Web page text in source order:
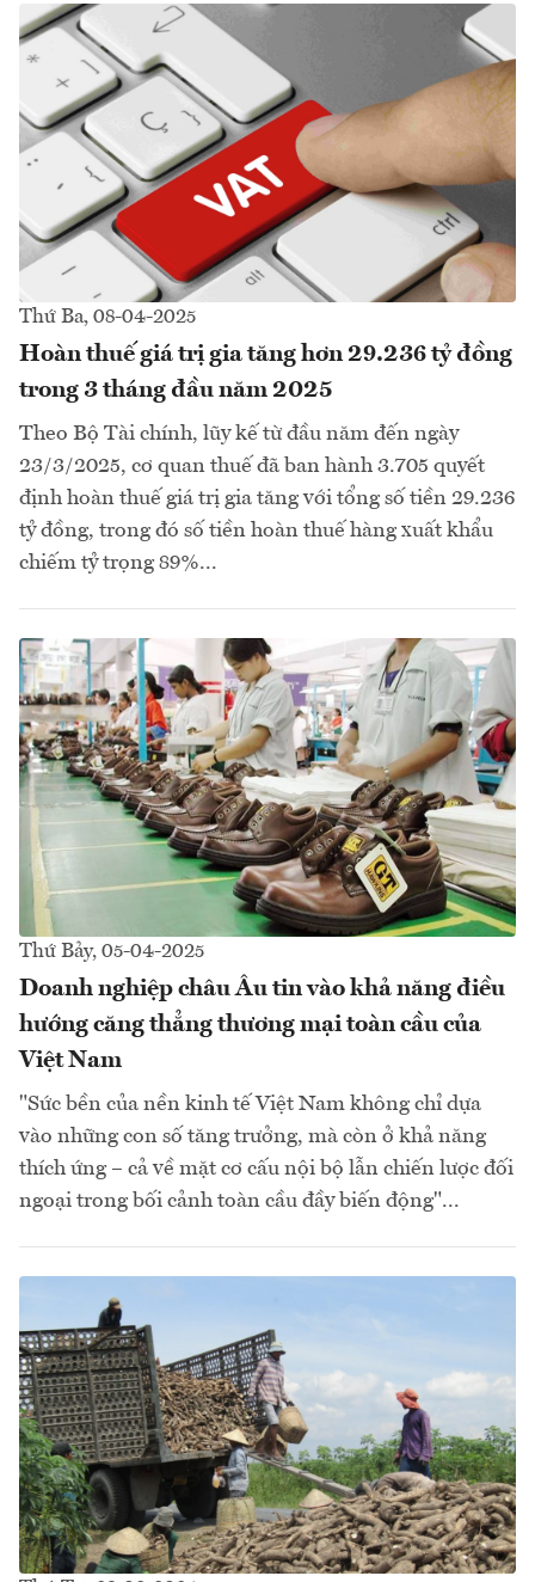
Thứ Ba, 08-04-2025
Hoàn thuế giá trị gia tăng hơn 29.236 tỷ đồng
trong 3 tháng đầu năm 2025
Theo Bộ Tài chính, lũy kế từ đầu năm đến ngày
23/3/2025, cơ quan thuế đã ban hành 3.705 quyết
định hoàn thuế giá trị gia tăng với tổng số tiền 29.236
tỷ đồng, trong đó số tiền hoàn thuế hàng xuất khẩu
chiếm tỷ trọng 89%...
Thứ Bảy, 05-04-2025
Doanh nghiệp châu Âu tin vào khả năng điều
hướng căng thẳng thương mại toàn cầu của
Việt Nam
"Sức bền của nền kinh tế Việt Nam không chỉ dựa
vào những con số tăng trưởng, mà còn ở khả năng
thích ứng – cả về mặt cơ cấu nội bộ lẫn chiến lược đối
ngoại trong bối cảnh toàn cầu đầy biến động"...